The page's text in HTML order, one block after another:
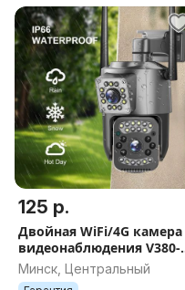
125 р.
Двойная WiFi/4G камера
видеонаблюдения V380-
V11/SC03-GL с
микрофоном, умная
Минск, Центральный